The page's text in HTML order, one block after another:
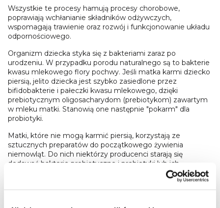
Wszystkie te procesy hamują procesy chorobowe,
poprawiają wchłanianie składników odżywczych,
wspomagają trawienie oraz rozwój i funkcjonowanie układu
odpornościowego.
Organizm dziecka styka się z bakteriami zaraz po
urodzeniu. W przypadku porodu naturalnego są to bakterie
kwasu mlekowego flory pochwy. Jeśli matka karmi dziecko
piersią, jelito dziecka jest szybko zasiedlone przez
bifidobakterie i pałeczki kwasu mlekowego, dzięki
prebiotycznym oligosacharydom (prebiotykom) zawartym
w mleku matki. Stanowią one następnie "pokarm" dla
probiotyki.
Matki, które nie mogą karmić piersią, korzystają ze
sztucznych preparatów do początkowego żywienia
niemowląt. Do nich niektórzy producenci starają się
dodawać bakterie probiotyczne i prebiotyki lub ich
mieszanki. Aby działały zgodnie z założeniem, muszą być
przetrwać w przewodzie pokarmowym. Ale nie tylko -